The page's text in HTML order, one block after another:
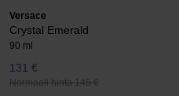
Versace
Crystal Emerald
90 ml
131 €
Normaali hinta 145 €